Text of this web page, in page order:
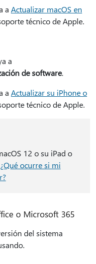
a Actualizar macOS en
técnico de Apple.
a
de software.
a Actualizar su iPhone o
técnico de Apple.
12 o su iPad o
¿Qué ocurre si mi
o Microsoft 365
del sistema